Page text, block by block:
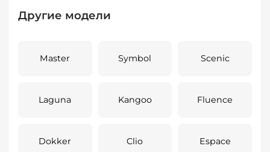
Другие модели
Master Symbol Scenic
Laguna Kangoo Fluence
Dokker Clio Espace